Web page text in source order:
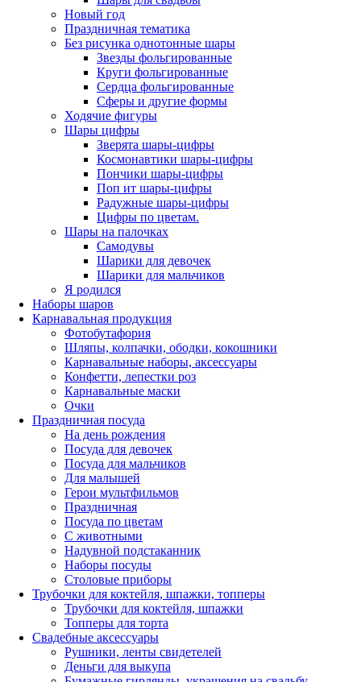
Новый год
Праздничная тематика
Без рисунка однотонные шары
Звезды фольгированные
Круги фольгированные
Сердца фольгированные
Сферы и другие формы
Ходячие фигуры
Шары цифры
Зверята шары-цифры
Космонавтики шары-цифры
Пончики шары-цифры
Поп ит шары-цифры
Радужные шары-цифры
Цифры по цветам.
Шары на палочках
Самодувы
Шарики для девочек
Шарики для мальчиков
Я родился
Наборы шаров
Карнавальная продукция
Фотобутафория
Шляпы, колпачки, ободки, кокошники
Карнавальные наборы, аксессуары
Конфетти, лепестки роз
Карнавальные маски
Очки
Праздничная посуда
На день рождения
Посуда для девочек
Посуда для мальчиков
Для малышей
Герои мультфильмов
Праздничная
Посуда по цветам
С животными
Надувной подстаканник
Наборы посуды
Столовые приборы
Трубочки для коктейля, шпажки, топперы
Трубочки для коктейля, шпажки
Топперы для торта
Свадебные аксессуары
Рушники, ленты свидетелей
Деньги для выкупа